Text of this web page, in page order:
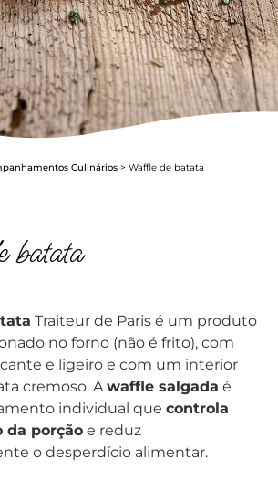
Culinários > Waffle de batata
Traiteur de Paris é um produto
no forno (não é frito), com
e ligeiro e com um interior
cremoso. Awaffle salgada é
individual que controla
da porção e reduz
o desperdício alimentar.